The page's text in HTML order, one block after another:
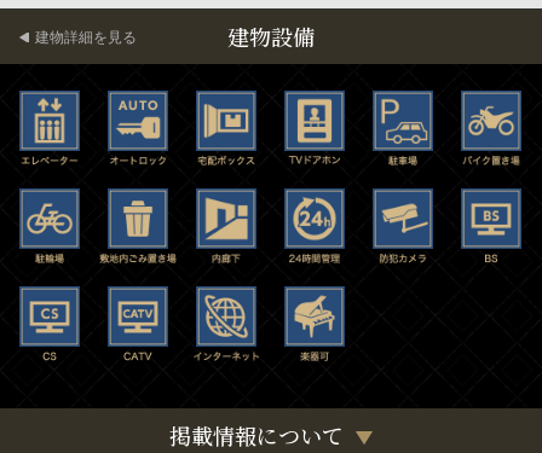
建物設備
建物詳細を見る
掲載情報について